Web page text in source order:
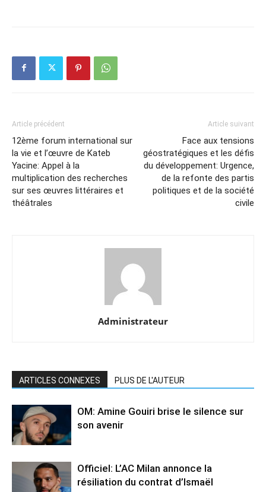
Article précédent
12ème forum international sur
la vie et l’œuvre de Kateb
Yacine: Appel à la
multiplication des recherches
sur ses œuvres littéraires et
théâtrales
Article suivant
Face aux tensions
géostratégiques et les défis
du développement: Urgence,
de la refonte des partis
politiques et de la société
civile
Administrateur
ARTICLES CONNEXES PLUS DE L'AUTEUR
OM: Amine Gouiri brise le silence sur
son avenir
Officiel: L’AC Milan annonce la
résiliation du contrat d’Ismaël